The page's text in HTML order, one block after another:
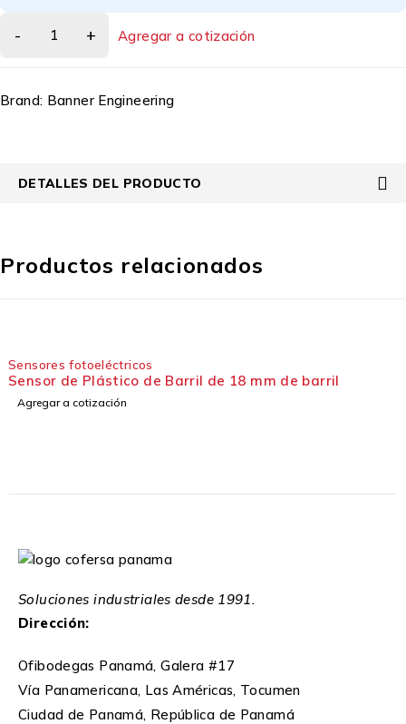
Agregar a cotización
Brand: Banner Engineering
DETALLES DEL PRODUCTO
Productos relacionados
Sensores fotoeléctricos
Sensor de Plástico de Barril de 18 mm de barril
Agregar a cotización
Soluciones industriales desde 1991.
Dirección:
Ofibodegas Panamá, Galera #17
Vía Panamericana, Las Américas, Tocumen
Ciudad de Panamá, República de Panamá